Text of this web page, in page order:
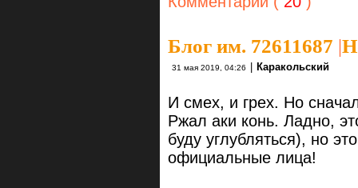
Блог им. 72611687 |
31 мая 2019, 04:26 | Каракольский
И смех, и грех. Но
Ржал аки конь. Ладно,
буду углубляться), но
официальные лица!